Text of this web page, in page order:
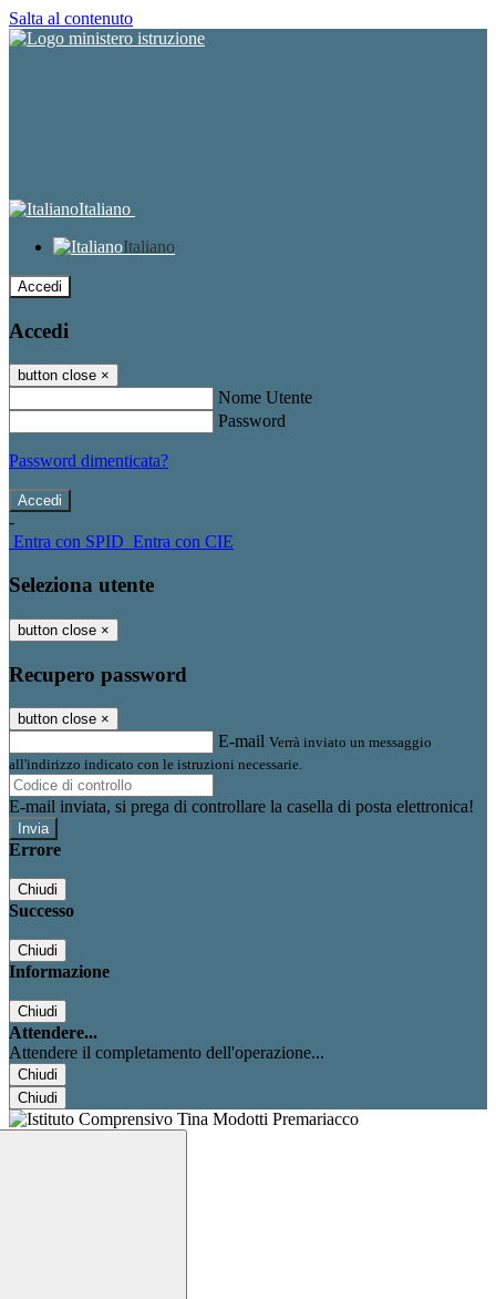
Salta al contenuto
Italiano
Italiano
Accedi
Accedi
button close ×
Nome Utente
Password
Password dimenticata?
-
Entra con SPID Entra con CIE
Seleziona utente
button close ×
Recupero password
button close ×
E-mail Verrà inviato un messaggio
all'indirizzo indicato con le istruzioni necessarie.
E-mail inviata, si prega di controllare la casella di posta elettronica!
Errore
Chiudi
Successo
Chiudi
Informazione
Chiudi
Attendere...
Attendere il completamento dell'operazione...
Chiudi
Chiudi